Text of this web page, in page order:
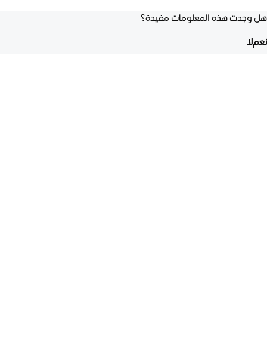
هل وجدت هذه المعلومات مفيدة؟
نعملا